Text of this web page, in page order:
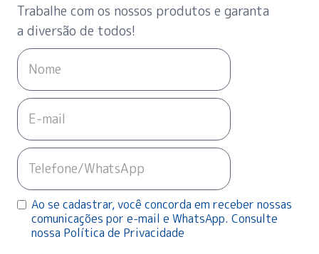
Trabalhe com os nossos produtos e garanta
a diversão de todos!
Ao se cadastrar, você concorda em receber nossas
comunicações por e-mail e WhatsApp. Consulte
nossa Política de Privacidade